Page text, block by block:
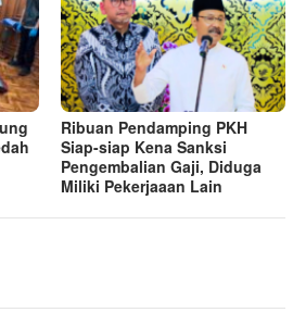
Ribuan Pendamping PKH
Siap-siap Kena Sanksi
Pengembalian Gaji, Diduga
Miliki Pekerjaaan Lain